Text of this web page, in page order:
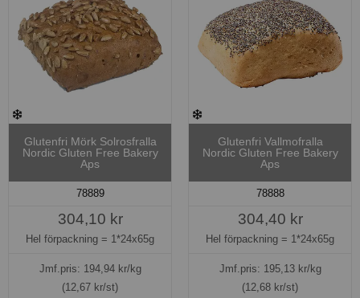
Glutenfri Mörk Solrosfralla
Nordic Gluten Free Bakery
Aps
78889
304,10 kr
Hel förpackning = 1*24x65g
Jmf.pris: 194,94kr/kg
(12,67 kr/st)
Glutenfri Vallmofralla
Nordic Gluten Free Bakery
Aps
78888
304,40 kr
Hel förpackning = 1*24x65g
Jmf.pris: 195,13kr/kg
(12,68 kr/st)